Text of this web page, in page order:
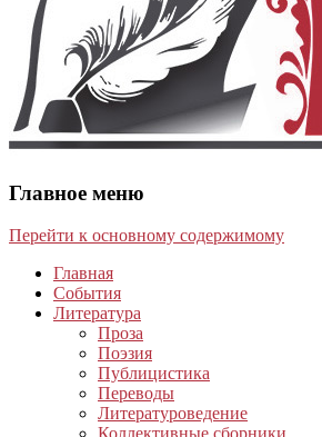
Главное меню
Перейти к основному содержимому
Главная
События
Литература
Проза
Поэзия
Публицистика
Переводы
Литературоведение